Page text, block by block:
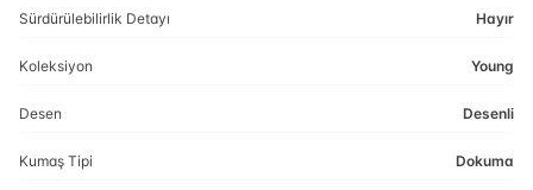
Sürdürülebilirlik Detayı Hayır
Koleksiyon Young
Desen Desenli
Kumaş Tipi Dokuma